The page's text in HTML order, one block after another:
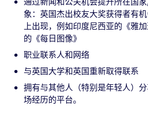
象：英国杰出校友大奖获得者有
上出现，例如印度尼西亚的《雅
的《每日图像》
职业联系人和网络
与英国大学和英国重新取得联系
拥有与其他人（特别是年轻人）
场经历的平台。